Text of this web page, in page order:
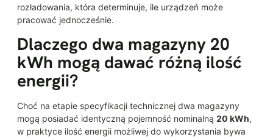
rozładowania, która determinuje, ile urządzeń może
pracować jednocześnie.
Dlaczego dwa magazyny 20
kWh mogą dawać różną ilość
energii?
Choć na etapie specyfikacji technicznej dwa magazyny
mogą posiadać identyczną pojemność nominalną 20 kWh,
w praktyce ilość energii możliwej do wykorzystania bywa